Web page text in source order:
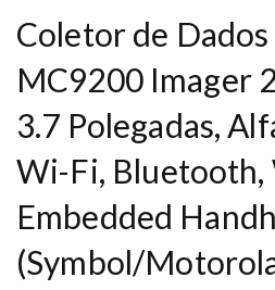
Coletor de Dados
MC9200 Imager
3.7 Polegadas,
Wi-Fi, Bluetooth,
Embedded
(Symbol/